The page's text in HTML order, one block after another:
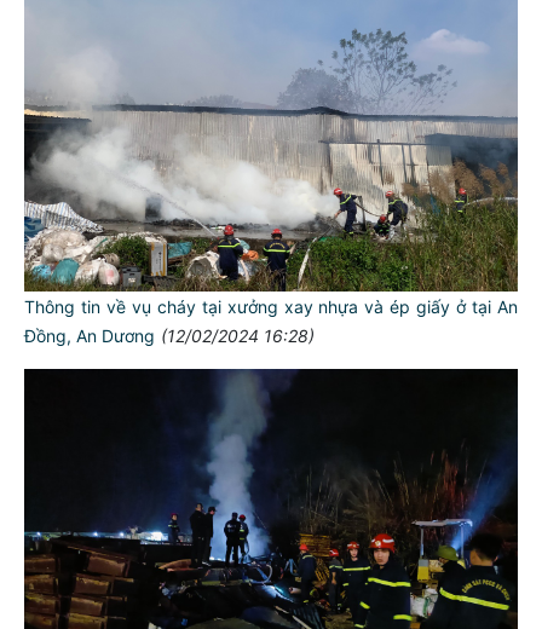
Thông tin về vụ cháy tại xưởng xay nhựa và ép giấy ở tại An
Đồng, An Dương (12/02/2024 16:28)
TƯ CÁCH
NGƯỜI CÔNG AN CÁCH MỆNH LÀ: